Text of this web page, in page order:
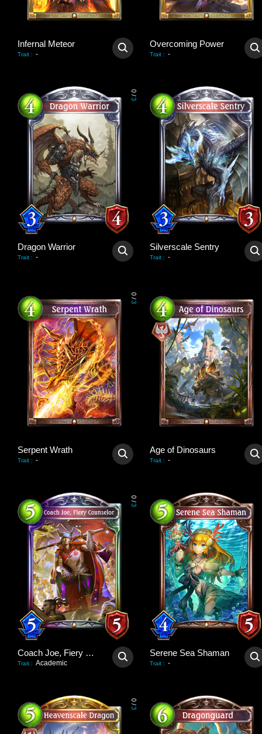
Infernal Meteor
Trait : -
Overcoming Power
Trait : -
0
/
3
Dragon Warrior
Trait : -
Silverscale Sentry
Trait : -
0
/
3
Serpent Wrath
Trait : -
Age of Dinosaurs
Trait : -
0
/
3
Coach Joe, Fiery Counselor
Trait : Academic
Serene Sea Shaman
Trait : -
0
/
3